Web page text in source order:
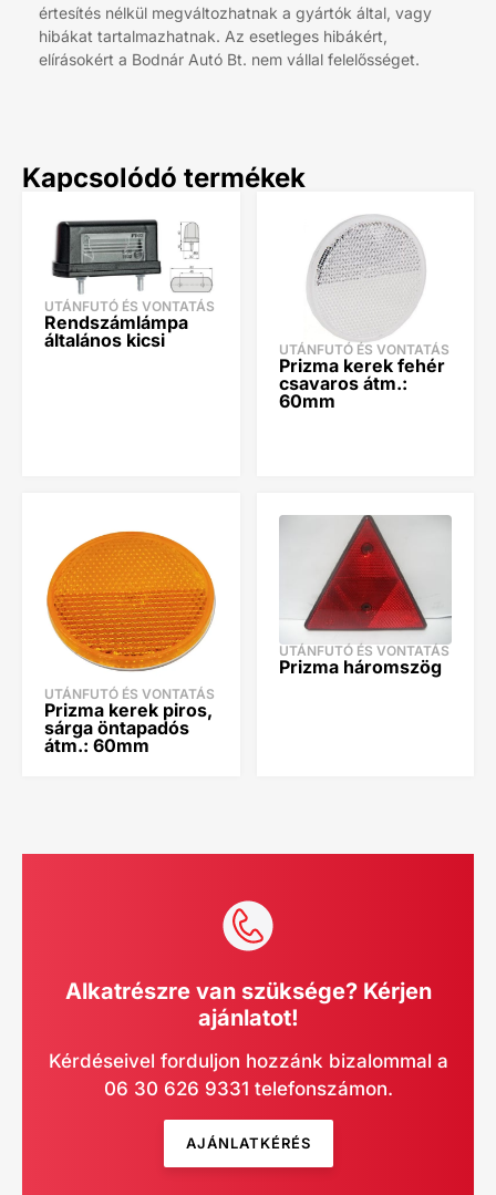
értesítés nélkül megváltozhatnak a gyártók által, vagy
hibákat tartalmazhatnak. Az esetleges hibákért,
elírásokért a Bodnár Autó Bt. nem vállal felelősséget.
Kapcsolódó termékek
UTÁNFUTÓ ÉS VONTATÁS
Rendszámlámpa
általános kicsi
UTÁNFUTÓ ÉS VONTATÁS
Prizma kerek fehér
csavaros átm.:
60mm
UTÁNFUTÓ ÉS VONTATÁS
Prizma kerek piros,
sárga öntapadós
átm.: 60mm
UTÁNFUTÓ ÉS VONTATÁS
Prizma háromszög
Alkatrészre van szüksége? Kérjen
ajánlatot!
Kérdéseivel forduljon hozzánk bizalommal a
06 30 626 9331 telefonszámon.
AJÁNLATKÉRÉS